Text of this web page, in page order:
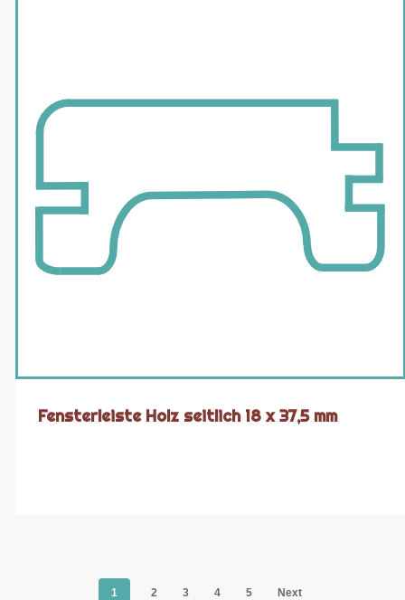
Fensterleiste Holz seitlich 18 x 37,5 mm
1 2 3 4 5 Next